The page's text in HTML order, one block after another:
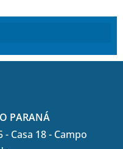
PARANÁ
Casa 18 - Campo